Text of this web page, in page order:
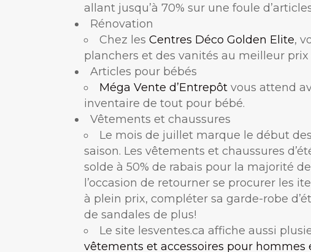
allant jusqu’à 70% sur une foule
Rénovation
Chez les Centres Déco Golden Elite,
planchers et des vanités au meilleur prix
Articles pour bébés
Méga Vente d’Entrepôt vous attend
inventaire de tout pour bébé.
Vêtements et chaussures
Le mois de juillet marque le début
saison. Les vêtements et chaussures
solde à 50% de rabais pour la majorité
l’occasion de retourner se procurer les
à plein prix, compléter sa garde-robe
de sandales de plus!
Le site lesventes.ca affiche aussi
vêtements et accessoires pour hommes